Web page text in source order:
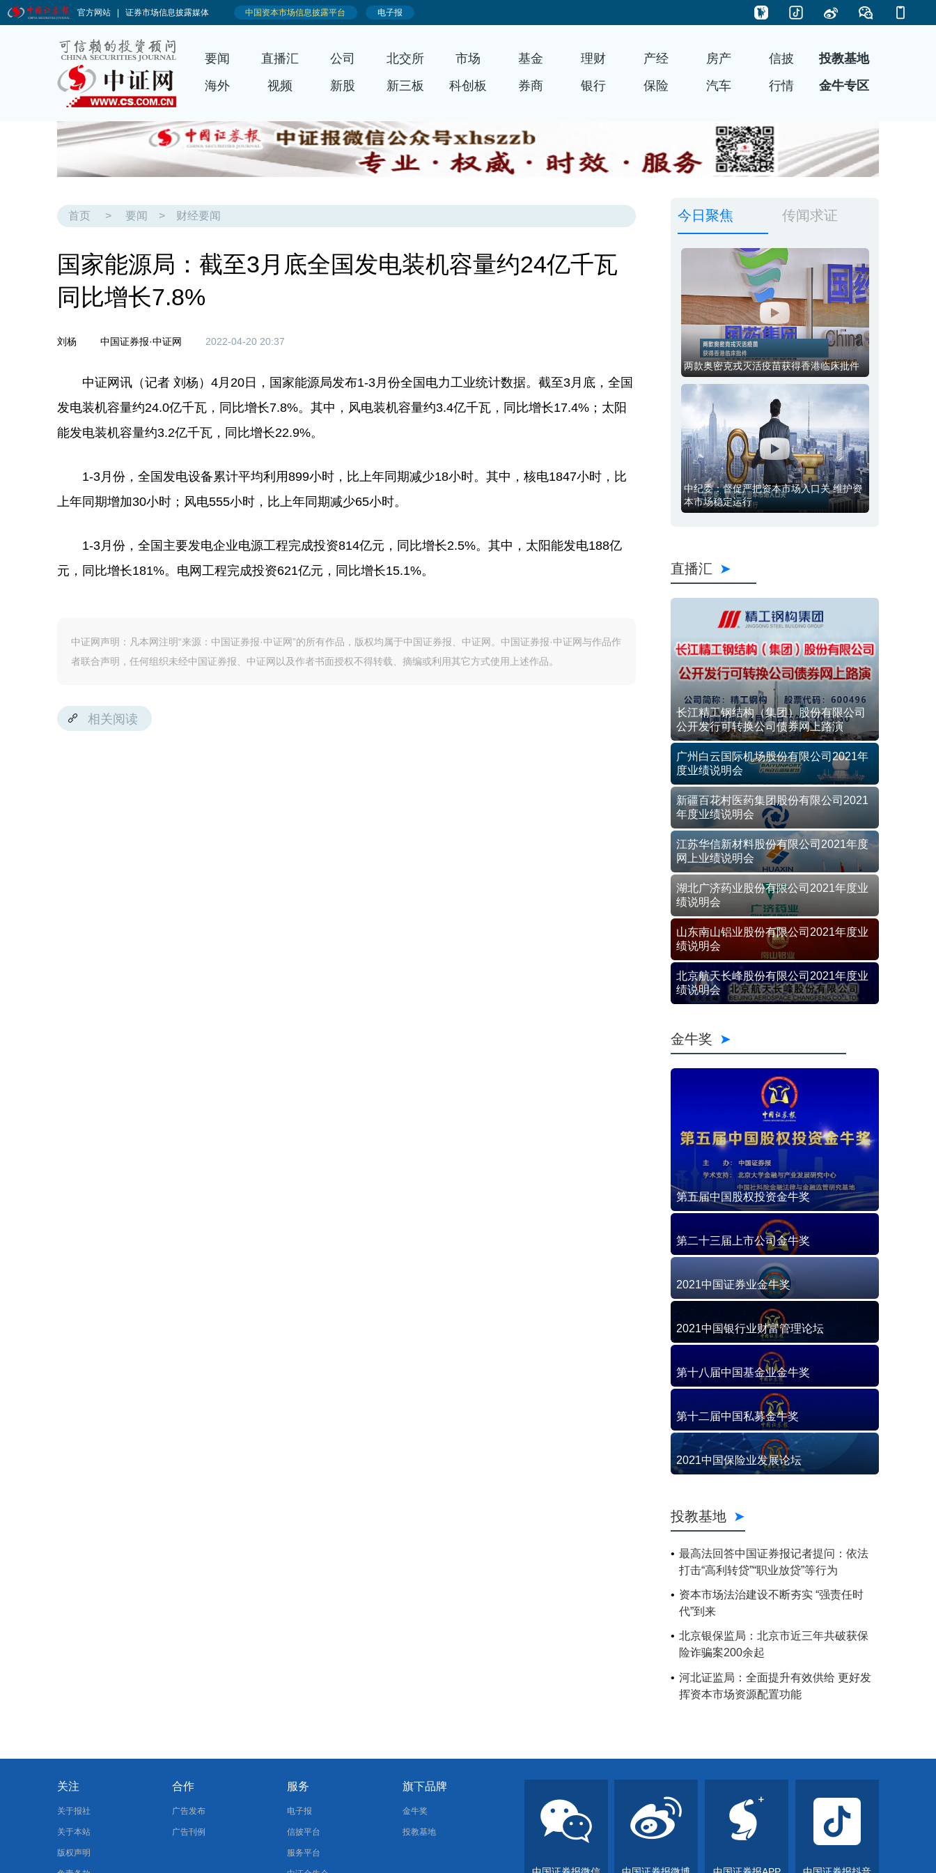
要闻 直播汇 公司 北交所 市场 基金 理财 产经 房产 信披
投教基地
海外
视频 新股 新三板 科创板 券商 银行 保险 汽车 行情 金牛专区
首页 > 要闻 > 财经要闻
国家能源局：截至3月底全国发电装机容量约24亿千瓦
同比增长7.8%
刘杨 中国证券报·中证网 2022-04-20 20:37
中证网讯（记者 刘杨）4月20日，国家能源局发布1-3月份全国电力工业统计数据。截至3月底，全国
发电装机容量约24.0亿千瓦，同比增长7.8%。其中，风电装机容量约3.4亿千瓦，同比增长17.4%；太阳
能发电装机容量约3.2亿千瓦，同比增长22.9%。
1-3月份，全国发电设备累计平均利用899小时，比上年同期减少18小时。其中，核电1847小时，比
上年同期增加30小时；风电555小时，比上年同期减少65小时。
1-3月份，全国主要发电企业电源工程完成投资814亿元，同比增长2.5%。其中，太阳能发电188亿
元，同比增长181%。电网工程完成投资621亿元，同比增长15.1%。
中证网声明：凡本网注明“来源：中国证券报·中证网”的所有作品，版权均属于中国证券报、中证网。中国证券报·中证网与作品作
者联合声明，任何组织未经中国证券报、中证网以及作者书面授权不得转载、摘编或利用其它方式使用上述作品。
相关阅读
今日聚焦 传闻求证
两款奥密克戎灭活疫苗获得香港临床批件
中纪委：督促严把资本市场入口关 维护资
本市场稳定运行
直播汇
长江精工钢结构（集团）股份有限公司
公开发行可转换公司债券网上路演
广州白云国际机场股份有限公司2021年
度业绩说明会
新疆百花村医药集团股份有限公司2021
年度业绩说明会
江苏华信新材料股份有限公司2021年度
网上业绩说明会
湖北广济药业股份有限公司2021年度业
绩说明会
山东南山铝业股份有限公司2021年度业
绩说明会
北京航天长峰股份有限公司2021年度业
绩说明会
金牛奖
第五届中国股权投资金牛奖
第二十三届上市公司金牛奖
2021中国证券业金牛奖
2021中国银行业财富管理论坛
第十八届中国基金业金牛奖
第十二届中国私募金牛奖
2021中国保险业发展论坛
投教基地
最高法回答中国证券报记者提问：依法
打击“高利转贷”“职业放贷”等行为
资本市场法治建设不断夯实 “强责任时
代”到来
北京银保监局：北京市近三年共破获保
险诈骗案200余起
河北证监局：全面提升有效供给 更好发
挥资本市场资源配置功能
关注
关于报社
关于本站
版权声明
合作
广告发布
广告刊例
服务
电子报
信披平台
服务平台
旗下品牌
金牛奖
投教基地